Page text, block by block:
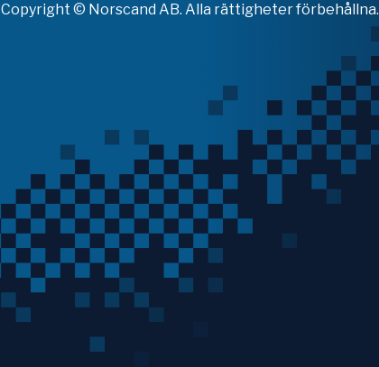
Copyright © Norscand AB. Alla rättigheter förbehållna.